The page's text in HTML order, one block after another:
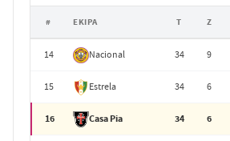
# EKIPA T Z
14 Nacional 34 9
15 Estrela 34 6
16 Casa Pia 34 6